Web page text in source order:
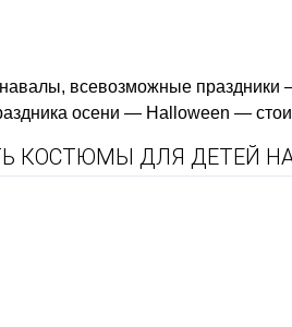
всевозможные праздники
осени — Halloween —
КОСТЮМЫ ДЛЯ ДЕТЕЙ НА